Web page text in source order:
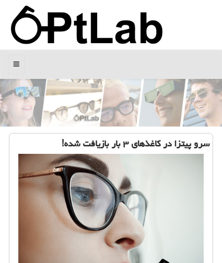
منو
سرو پیتزا در كاغذهای ۳ بار بازیافت شده!